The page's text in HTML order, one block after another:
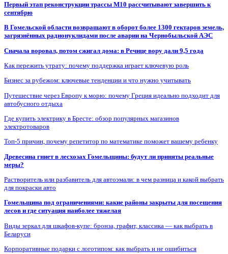
Первый этап реконструкции трассы М10 рассчитывают завершить к
сентябрю
В Гомельской области возвращают в оборот более 1300 гектаров земель,
загрязнённых радионуклидами после аварии на Чернобыльской АЭС
Сначала воровал, потом сжигал дома: в Речице вору дали 9,5 года
Как пережить утрату: почему поддержка играет ключевую роль
Бизнес за рубежом: ключевые тенденции и что нужно учитывать
Путешествие через Европу к морю: почему Греция идеально подходит для
автобусного отдыха
Где купить электрику в Бресте: обзор популярных магазинов
электротоваров
Топ-5 причин, почему репетитор по математике поможет вашему ребенку
Древесина гниет в лесхозах Гомельщины: будут ли приняты реальные
меры?
Растворитель или разбавитель для автоэмали: в чем разница и какой выбрать
для покраски авто
Гомельщина под ограничениями: какие районы закрыты для посещения
лесов и где ситуация наиболее тяжелая
Виды зеркал для шкафов-купе: бронза, графит, классика — как выбрать в
Беларуси
Корпоративные подарки с логотипом: как выбрать и не ошибиться